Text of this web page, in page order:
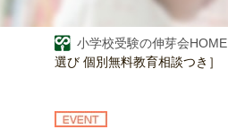
小学校受験の伸芽会HOME
選び 個別無料教育相談つき］